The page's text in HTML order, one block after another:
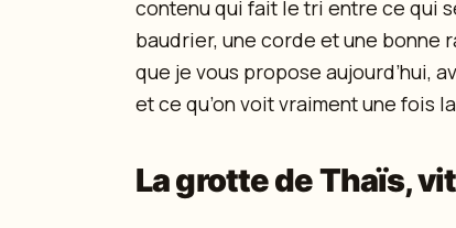
contenu qui fait le tri entre ce qui
baudrier, une corde et une bonne
que je vous propose aujourd’hui,
et ce qu’on voit vraiment une fois
La grotte de Thaïs,